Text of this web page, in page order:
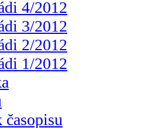
4/2012
3/2012
2/2012
1/2012